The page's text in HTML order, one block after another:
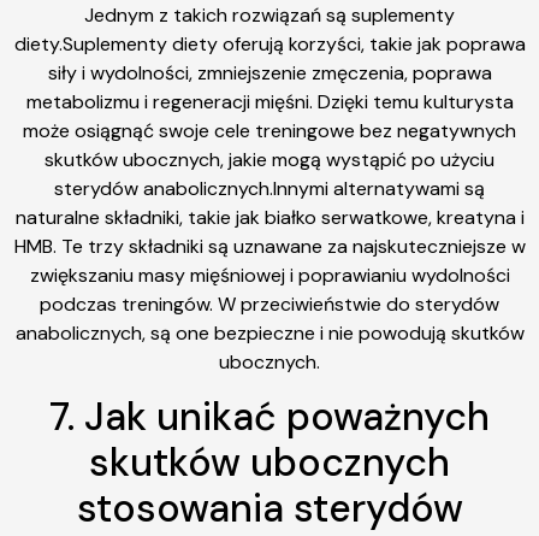
Jednym z takich rozwiązań są suplementy
diety.Suplementy diety oferują korzyści, takie jak poprawa
siły i wydolności, zmniejszenie zmęczenia, poprawa
metabolizmu i regeneracji mięśni. Dzięki temu kulturysta
może osiągnąć swoje cele treningowe bez negatywnych
skutków ubocznych, jakie mogą wystąpić po użyciu
sterydów anabolicznych.Innymi alternatywami są
naturalne składniki, takie jak białko serwatkowe, kreatyna i
HMB. Te trzy składniki są uznawane za najskuteczniejsze w
zwiększaniu masy mięśniowej i poprawianiu wydolności
podczas treningów. W przeciwieństwie do sterydów
anabolicznych, są one bezpieczne i nie powodują skutków
ubocznych.
7. Jak unikać poważnych
skutków ubocznych
stosowania sterydów